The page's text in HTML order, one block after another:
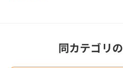
同カテゴリ